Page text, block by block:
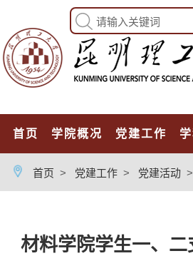
首页 学院概况 党建工作
首页 > 党建工作 > 党建活动 >
材料学院学生一、